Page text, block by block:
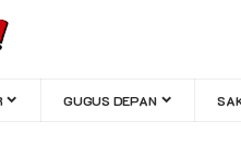
GUGUS DEPAN